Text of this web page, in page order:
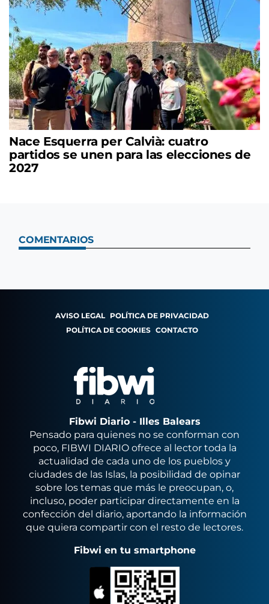
Nace Esquerra per Calvià: cuatro
partidos se unen para las elecciones de
2027
COMENTARIOS
AVISO LEGAL POLÍTICA DE PRIVACIDAD
POLÍTICA DE COOKIES CONTACTO
Fibwi Diario - Illes Balears
Pensado para quienes no se conforman con
poco, FIBWI DIARIO ofrece al lector toda la
actualidad de cada uno de los pueblos y
ciudades de las Islas, la posibilidad de opinar
sobre los temas que más le preocupan, o,
incluso, poder participar directamente en la
confección del diario, aportando la información
que quiera compartir con el resto de lectores.
Fibwi en tu smartphone